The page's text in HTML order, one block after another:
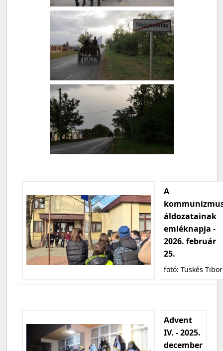
A
áldozatainak
emléknapja -
2026. február
25.
fotó: Tüskés Tibor
Advent
IV. - 2025.
december